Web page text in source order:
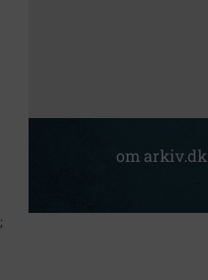
om arkiv.dk
;